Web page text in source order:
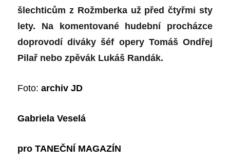
šlechticům z Rožmberka už před čtyřmi sty
lety. Na komentované hudební procházce
doprovodí diváky šéf opery Tomáš Ondřej
Pilař nebo zpěvák Lukáš Randák.
Foto:archiv JD
Gabriela Veselá
proTANEČNÍ MAGAZÍN